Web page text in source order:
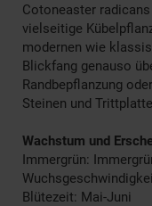
Cotoneaster radicans
vielseitige
modernen wie
Blickfang genauso
Randbepflanzung
Steinen und
Wachstum und
Immergrün:
Blütezeit: Mai-Juni